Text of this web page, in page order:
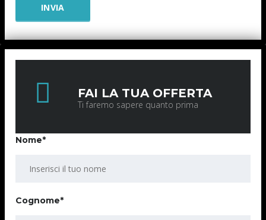
FAI LA TUA OFFERTA
Ti faremo sapere quanto prima
Nome*
Cognome*